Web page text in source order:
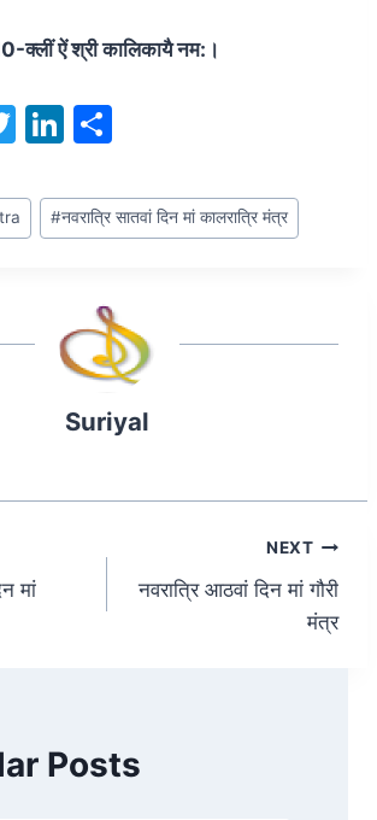
क्लीं ऐं श्री कालिकायै नम:।
T
itt
er
Li
k
e
n
ar
e
#नवरात्रि सातवां दिन मां कालरात्रि मंत्र
Suriyal
मां
NEXT
नवरात्रि आठवां दिन मां गौरी
मंत्र
Posts